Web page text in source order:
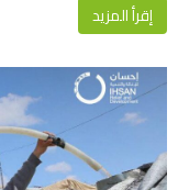
إقرأ المزيد